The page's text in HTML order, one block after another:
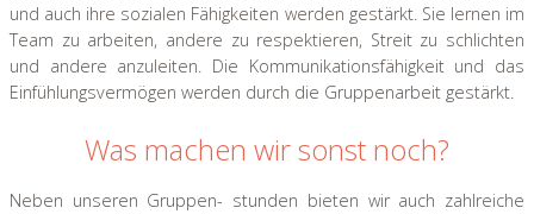
und auch ihre sozialen Fähigkeiten werden gestärkt. Sie lernen im
Team zu arbeiten, andere zu respektieren, Streit zu schlichten
und andere anzuleiten. Die Kommunikationsfähigkeit und das
Einfühlungsvermögen werden durch die Gruppenarbeit gestärkt.
Was machen wir sonst noch?
Neben unseren Gruppen- stunden bieten wir auch zahlreiche